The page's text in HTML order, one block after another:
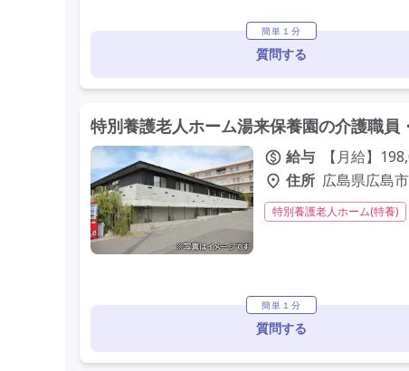
簡単１分
質問する
特別養護老人ホーム湯来保養園の介護職員
給与
【月給】
住所 広島県広島
特別養護老人ホーム(特養)
簡単１分
質問する